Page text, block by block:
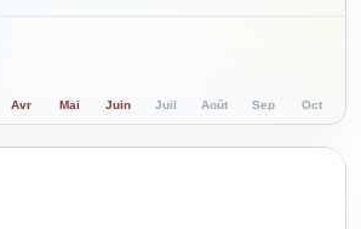
Avr Mai Juin Juil Août Sep Oct